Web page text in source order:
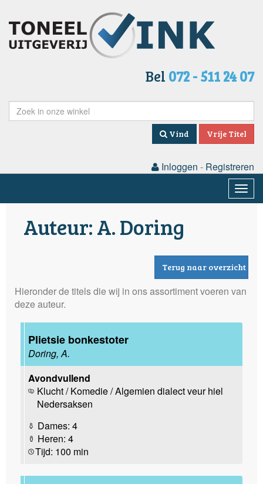
Bel 072 - 511 24 07
Vind Vrije Titel
Inloggen - Registreren
Auteur: A. Doring
Terug naar overzicht
Hieronder de titels die wij in ons assortiment voeren van
deze auteur.
Plietsie bonkestoter
Doring, A.
Avondvullend
Klucht / Komedie / Algemien dialect veur hiel
Nedersaksen
Dames: 4
Heren: 4
Tijd: 100 min